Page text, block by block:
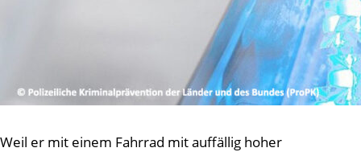
Weil er mit einem Fahrrad mit auffällig hoher